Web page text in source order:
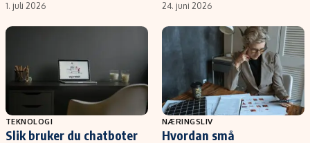
1. juli 2026 24. juni 2026
TEKNOLOGI
Slik bruker du chatboter
NÆRINGSLIV
Hvordan små